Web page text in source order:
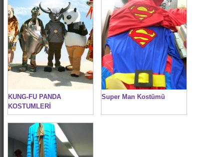
KUNG-FU PANDA
KOSTUMLERİ
Super Man Kostümü